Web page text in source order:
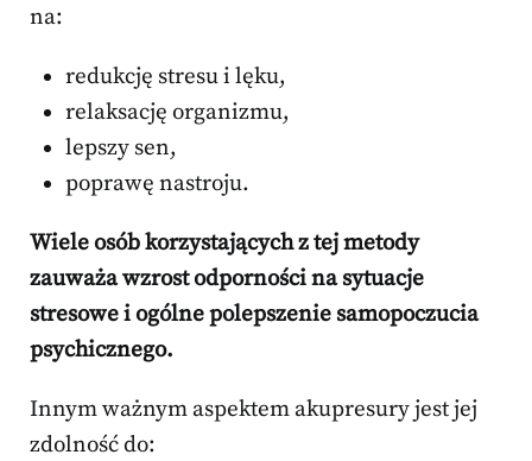
na:
redukcję stresu i lęku,
relaksację organizmu,
lepszy sen,
poprawę nastroju.
Wiele osób korzystających z tej metody
zauważa wzrost odporności na sytuacje
stresowe i ogólne polepszenie samopoczucia
psychicznego.
Innym ważnym aspektem akupresury jest jej
zdolność do: